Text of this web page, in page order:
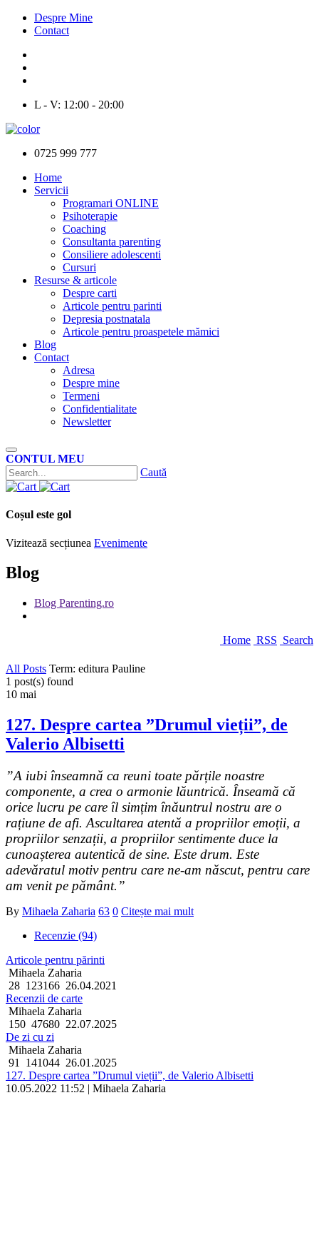
Despre Mine
Contact
L - V: 12:00 - 20:00
0725 999 777
Home
Servicii
Programari ONLINE
Psihoterapie
Coaching
Consultanta parenting
Consiliere adolescenti
Cursuri
Resurse & articole
Despre carti
Articole pentru parinti
Depresia postnatala
Articole pentru proaspetele mămici
Blog
Contact
Adresa
Despre mine
Termeni
Confidentialitate
Newsletter
CONTUL MEU
Caută
Coșul este gol
Vizitează secțiunea Evenimente
Blog
Blog Parenting.ro
Home RSS Search
All Posts Term: editura Pauline
1 post(s) found
10 mai
127. Despre cartea ”Drumul vieții”, de
Valerio Albisetti
”A iubi înseamnă ca reuni toate părțile noastre
componente, a crea o armonie lăuntrică. Înseamă că
orice lucru pe care îl simțim înăuntrul nostru are o
rațiune de afi. Ascultarea atentă a propriilor emoții, a
propriilor senzații, a propriilor sentimente duce la
cunoașterea autentică de sine. Este drum. Este
adevăratul motiv pentru care ne-am născut, pentru care
am venit pe pământ.”
By Mihaela Zaharia 63 0 Citește mai mult
Recenzie (94)
Articole pentru părinti
Mihaela Zaharia
28 123166 26.04.2021
Recenzii de carte
Mihaela Zaharia
150 47680 22.07.2025
De zi cu zi
Mihaela Zaharia
91
141044 26.01.2025
127. Despre cartea ”Drumul vieții”, de Valerio Albisetti
10.05.2022 11:52 | Mihaela Zaharia